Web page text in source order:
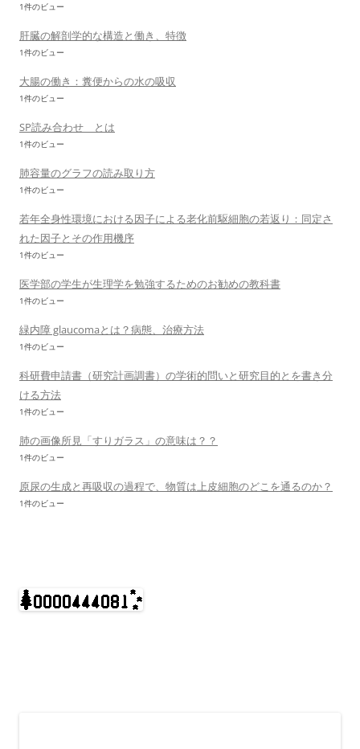
1件のビュー
肝臓の解剖学的な構造と働き、特徴
1件のビュー
大腸の働き：糞便からの水の吸収
1件のビュー
SP読み合わせ とは
1件のビュー
肺容量のグラフの読み取り方
1件のビュー
若年全身性環境における因子による老化前駆細胞の若返り：同定さ
れた因子とその作用機序
1件のビュー
医学部の学生が生理学を勉強するためのお勧めの教科書
1件のビュー
緑内障 glaucomaとは？病態、治療方法
1件のビュー
科研費申請書（研究計画調書）の学術的問いと研究目的とを書き分
ける方法
1件のビュー
肺の画像所見「すりガラス」の意味は？？
1件のビュー
原尿の生成と再吸収の過程で、物質は上皮細胞のどこを通るのか？
1件のビュー